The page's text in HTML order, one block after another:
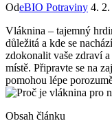
OdeBIO Potraviny 4.
Vláknina – tajemný
důležitá a kde se
zdokonalit vaše zdraví
místě. Připravte se na
pomohou lépe
Obsah článku